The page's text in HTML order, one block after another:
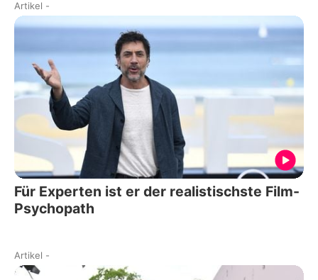
Artikel -
Für Experten ist er der realistischste Film-
Psychopath
Artikel -